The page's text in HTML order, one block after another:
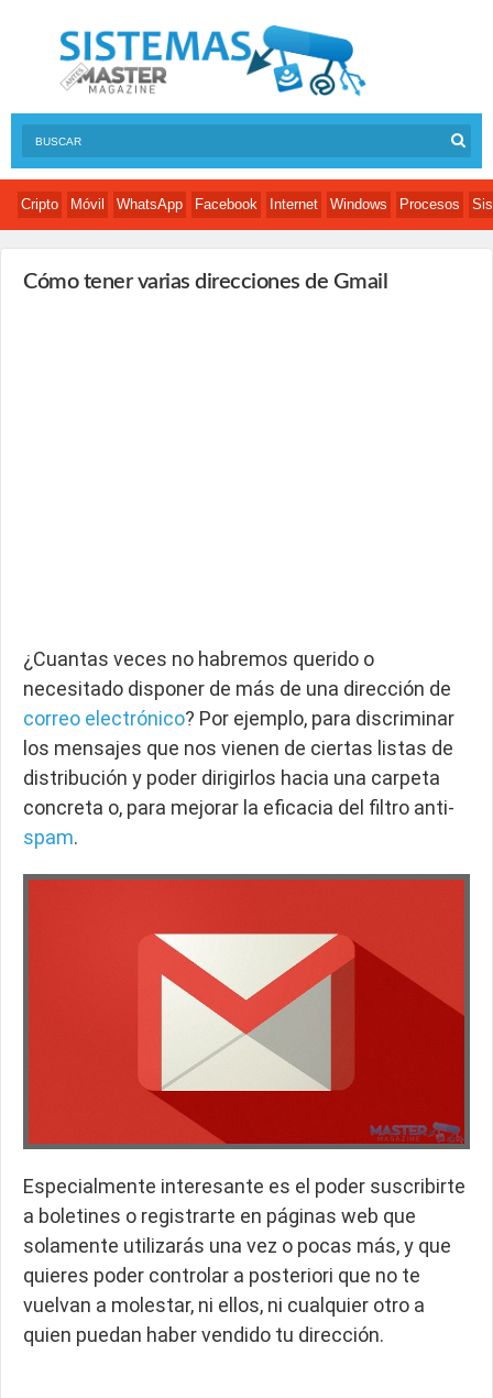
Cripto Móvil WhatsApp Facebook Internet Windows Procesos
Cómo tener varias direcciones de Gmail
¿Cuantas veces no habremos querido o
necesitado disponer de más de una dirección de
correo electrónico? Por ejemplo, para discriminar
los mensajes que nos vienen de ciertas listas de
distribución y poder dirigirlos hacia una carpeta
concreta o, para mejorar la eficacia del filtro anti-
spam.
Especialmente interesante es el poder suscribirte
a boletines o registrarte en páginas web que
solamente utilizarás una vez o pocas más, y que
quieres poder controlar a posteriori que no te
vuelvan a molestar, ni ellos, ni cualquier otro a
quien puedan haber vendido tu dirección.